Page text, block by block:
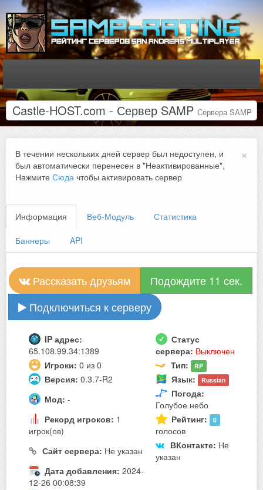
Castle-HOST.com - Сервер SAMP Сервера SAMP
×
В течении нескольких дней сервер был недоступен, и
был автоматически перенесен в "Неактивированные",
Нажмите Сюда чтобы активировать сервер
Информация Веб-Модуль Статистика
Баннеры API
Рассказать друзьям
Подождите 10 сек.
Подключиться к серверу
IP адрес:
65.108.99.34:1389
Статус
сервера: Выключен
Игроки: 0 из 0 Тип: RP
Версия: 0.3.7-R2 Язык: Russian
Мод: -
Погода:
Голубое небо
Рекорд игроков: 1
игрок(ов)
Рейтинг: 0
голосов
Сайт сервера: Не указан ВКонтакте: Не
указан
Дата добавления: 2024-
12-26 00:08:39